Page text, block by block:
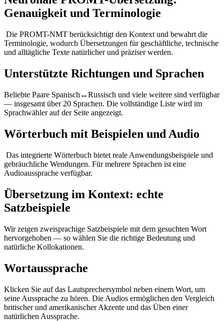
Genauigkeit und Terminologie
Die PROMT-NMT berücksichtigt den Kontext und bewahrt die
Terminologie, wodurch Übersetzungen für geschäftliche, technische
und alltägliche Texte natürlicher und präziser werden.
Unterstützte Richtungen und Sprachen
Beliebte Paare Spanisch↔Russisch und viele weitere sind verfügbar
— insgesamt über 20 Sprachen. Die vollständige Liste wird im
Sprachwähler auf der Seite angezeigt.
Wörterbuch mit Beispielen und Audio
Das integrierte Wörterbuch bietet reale Anwendungsbeispiele und
gebräuchliche Wendungen. Für mehrere Sprachen ist eine
Audioaussprache verfügbar.
Übersetzung im Kontext: echte
Satzbeispiele
Wir zeigen zweisprachige Satzbeispiele mit dem gesuchten Wort
hervorgehoben — so wählen Sie die richtige Bedeutung und
natürliche Kollokationen.
Wortaussprache
Klicken Sie auf das Lautsprechersymbol neben einem Wort, um
seine Aussprache zu hören. Die Audios ermöglichen den Vergleich
britischer und amerikanischer Akzente und das Üben einer
natürlichen Aussprache.